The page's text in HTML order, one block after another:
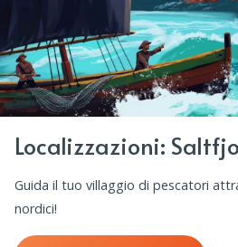
Localizzazioni:
Guida il tuo villaggio di pescatori
nordici!